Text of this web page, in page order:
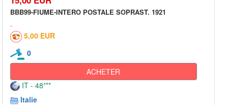
BBB99-FIUME-INTERO POSTALE SOPRAST. 1921
5,00 EUR
0
ACHETER
IT - 48***
Italie